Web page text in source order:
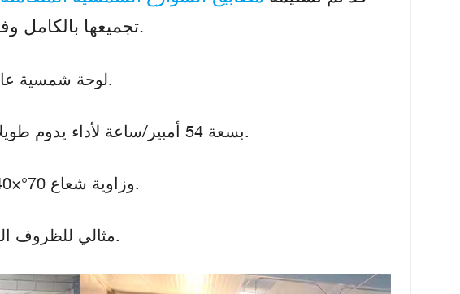
تجميعها بالكامل وفحصها، وهي الآن جاهزة للشحن إلى صربيا.
✅ لوحة شمسية عالية الكفاءة بقدرة 140 واط للشحن السريع.
✅ بطارية ليثيوم فوسفات الحديد (LiFePO4) بسعة 54 أمبير/ساعة لأداء يدوم طويلاً.
✅ توزيع الضوء T3 وزاوية شعاع 70°×140° لتغطية واسعة وموحدة.
✅ تصنيف مقاومة الماء IP65، مثالي للظروف الخارجية القاسية.